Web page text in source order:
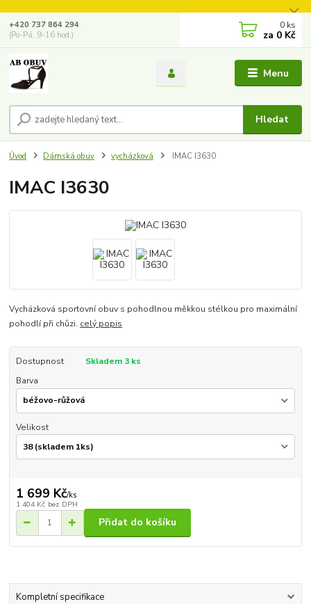
Menu
Hledat
+420 737 864 294
(Po-Pá, 9-16 hod.)
0 ks
za 0 Kč
Úvod Dámská obuv vycházková IMAC I3630
IMAC I3630
Vycházková sportovní obuv s pohodlnou měkkou stélkou pro maximální
pohodlí při chůzi. celý popis
Dostupnost
Skladem 3 ks
Barva
Velikost
1 699 Kč/ks
1 404 Kč bez DPH
Přidat do košíku
Kompletní specifikace